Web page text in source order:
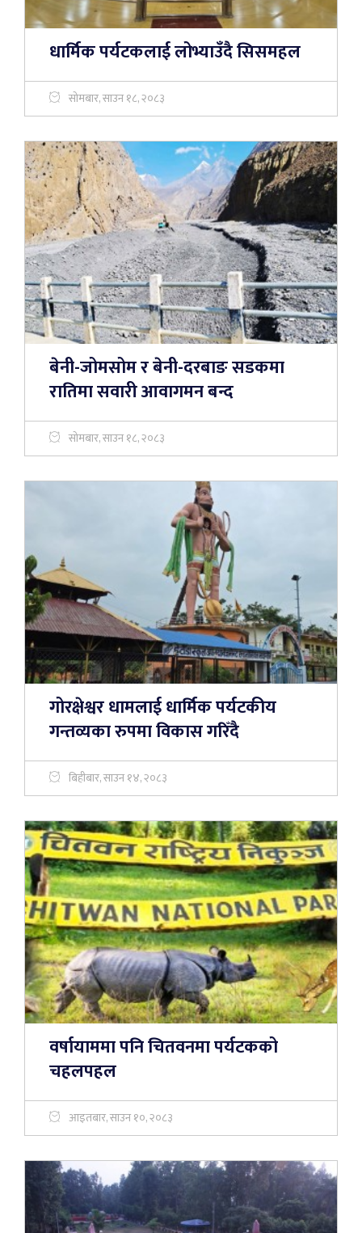
धार्मिक पर्यटकलाई लोभ्याउँदै सिसमहल
सोमबार, साउन १८, २०८३
बेनी-जोमसोम र बेनी-दरबाङ सडकमा
रातिमा सवारी आवागमन बन्द
सोमबार, साउन १८, २०८३
गोरक्षेश्वर धामलाई धार्मिक पर्यटकीय
गन्तव्यका रुपमा विकास गरिँदै
बिहीबार, साउन १४, २०८३
वर्षायाममा पनि चितवनमा पर्यटकको
चहलपहल
आइतबार, साउन १०, २०८३